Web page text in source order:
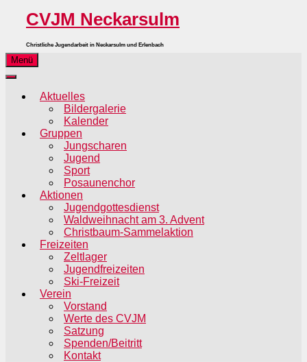
CVJM Neckarsulm
Christliche Jugendarbeit in Neckarsulm und Erlenbach
Menü
Aktuelles
Bildergalerie
Kalender
Gruppen
Jungscharen
Jugend
Sport
Posaunenchor
Aktionen
Jugendgottesdienst
Waldweihnacht am 3. Advent
Christbaum-Sammelaktion
Freizeiten
Zeltlager
Jugendfreizeiten
Ski-Freizeit
Verein
Vorstand
Werte des CVJM
Satzung
Spenden/Beitritt
Kontakt